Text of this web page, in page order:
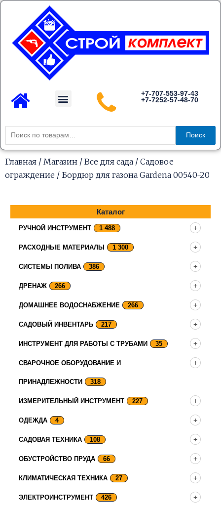
Перейти
содержимому
Menu
+7-707-553-97-43
+7-7252-57-48-70
Искать:
Поиск
Главная / Магазин / Все для сада / Садовое
ограждение / Бордюр для газона Gardena 00540-20
Каталог
РУЧНОЙ ИНСТРУМЕНТ 1 488
РАСХОДНЫЕ МАТЕРИАЛЫ 1 300
СИСТЕМЫ ПОЛИВА 386
ДРЕНАЖ 266
ДОМАШНЕЕ ВОДОСНАБЖЕНИЕ 266
САДОВЫЙ ИНВЕНТАРЬ 217
ИНСТРУМЕНТ ДЛЯ РАБОТЫ С ТРУБАМИ 35
СВАРОЧНОЕ ОБОРУДОВАНИЕ И
ПРИНАДЛЕЖНОСТИ 318
ИЗМЕРИТЕЛЬНЫЙ ИНСТРУМЕНТ 227
ОДЕЖДА 4
САДОВАЯ ТЕХНИКА 108
ОБУСТРОЙСТВО ПРУДА 66
КЛИМАТИЧЕСКАЯ ТЕХНИКА 27
ЭЛЕКТРОИНСТРУМЕНТ 426